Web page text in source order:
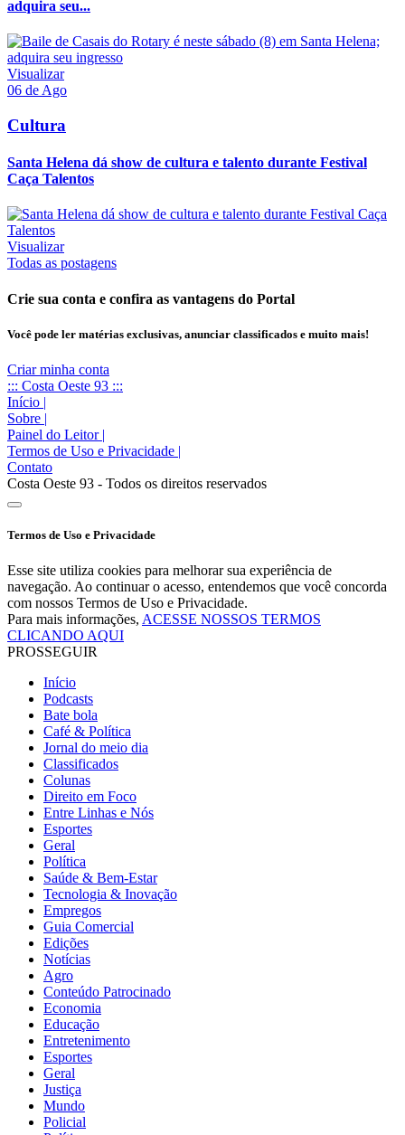
adquira seu...
Visualizar
06 de Ago
Cultura
Santa Helena dá show de cultura e talento durante Festival
Caça Talentos
Visualizar
Todas as postagens
Crie sua conta e confira as vantagens do Portal
Você pode ler matérias exclusivas, anunciar classificados e muito mais!
Criar minha conta
::: Costa Oeste 93 :::
Início |
Sobre |
Painel do Leitor |
Termos de Uso e Privacidade |
Contato
Costa Oeste 93 - Todos os direitos reservados
Termos de Uso e Privacidade
Esse site utiliza cookies para melhorar sua experiência de
navegação. Ao continuar o acesso, entendemos que você concorda
com nossos Termos de Uso e Privacidade.
Para mais informações, ACESSE NOSSOS TERMOS
CLICANDO AQUI
PROSSEGUIR
Início
Podcasts
Bate bola
Café & Política
Jornal do meio dia
Classificados
Colunas
Direito em Foco
Entre Linhas e Nós
Esportes
Geral
Política
Saúde & Bem-Estar
Tecnologia & Inovação
Empregos
Guia Comercial
Edições
Notícias
Agro
Conteúdo Patrocinado
Economia
Educação
Entretenimento
Esportes
Geral
Justiça
Mundo
Policial